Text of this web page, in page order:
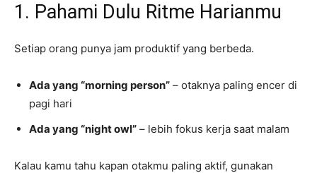
1. Pahami Dulu Ritme Harianmu
Setiap orang punya jam produktif yang berbeda.
Ada yang “morning person” – otaknya paling encer di
pagi hari
Ada yang “night owl” – lebih fokus kerja saat malam
Kalau kamu tahu kapan otakmu paling aktif, gunakan